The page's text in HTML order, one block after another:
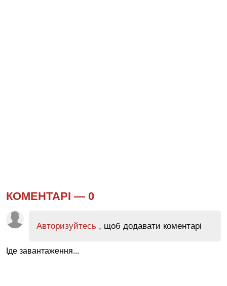
КОМЕНТАРІ — 0
Авторизуйтесь , щоб додавати коментарі
Іде завантаження...